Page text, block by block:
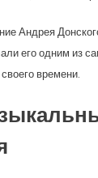
Андрея
его одним из
времени.